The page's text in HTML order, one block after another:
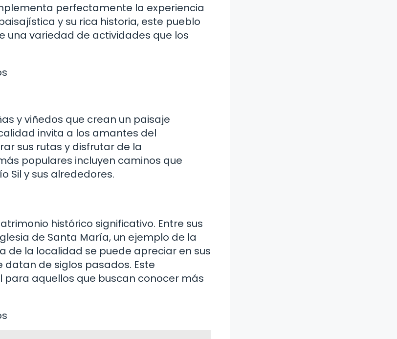
perfectamente la experiencia
y su rica historia, este pueblo
una variedad de actividades que los
y viñedos que crean un paisaje
invita a los amantes del
sus rutas y disfrutar de la
populares incluyen caminos que
Sil y sus alrededores.
histórico significativo. Entre sus
de Santa María, un ejemplo de la
de la localidad se puede apreciar en sus
de siglos pasados. Este
aquellos que buscan conocer más